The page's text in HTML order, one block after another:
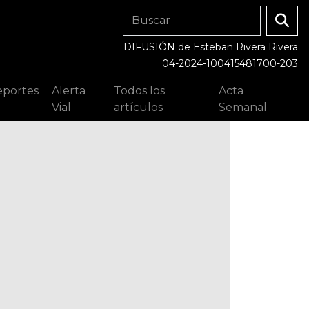
DIFUSIÓN de Esteban Rivera Rivera
04-2024-100415481700-203
Alerta
Vial
Todos los
artículos
Acta
Semanal